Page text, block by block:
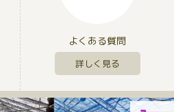
よくある質問
詳しく見る